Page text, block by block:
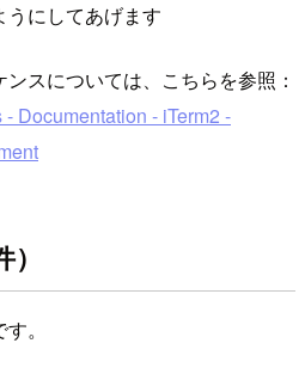
うにしてあげます
スについては、こちらを参照：
Documentation - iTerm2 -
。